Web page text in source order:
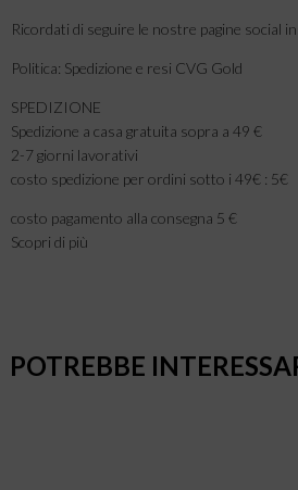
Ricordati di seguire le nostre pagine social
Politica: Spedizione e resi CVG Gold
SPEDIZIONE
Spedizione a casa gratuita sopra a 49 €
2-7 giorni lavorativi
costo spedizione per ordini sotto i 49€ : 5€
costo pagamento alla consegna 5 €
Scopri di più
POTREBBE